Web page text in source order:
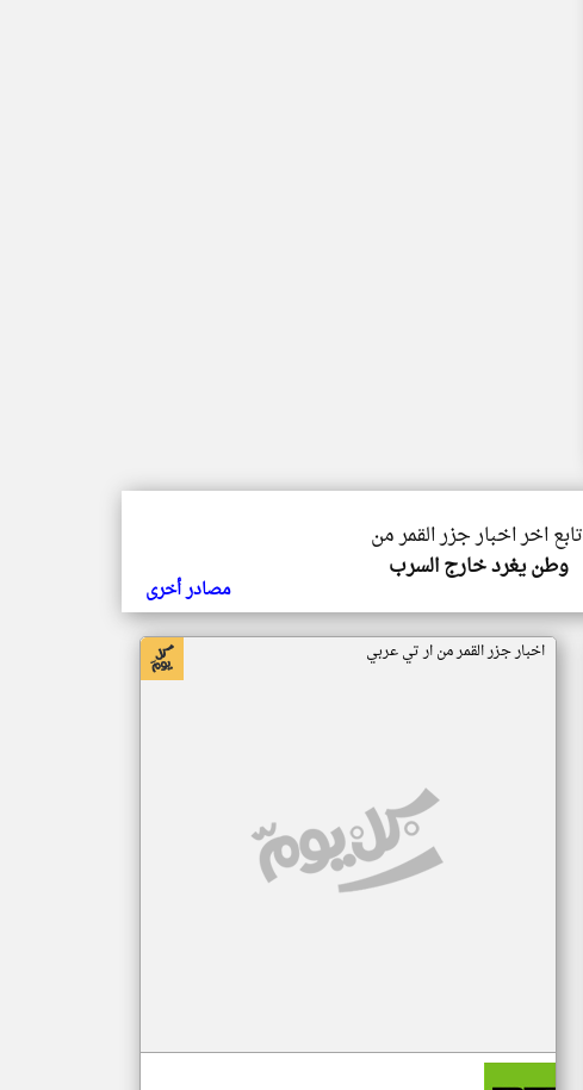
تابع اخر اخبار جزر القمر من
وطن يغرد خارج السرب
مصادر أخرى
اخبار جزر القمر من ار تي عربي